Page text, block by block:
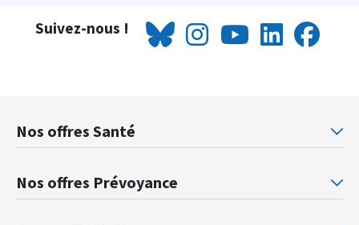
Suivez-nous !
Nos offres Santé
Mutuelle santé Retraités justice
Nos offres Prévoyance